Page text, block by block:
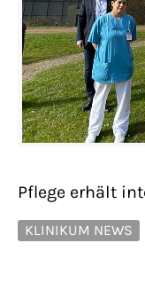
Pflege erhält
KLINIKUM NEWS